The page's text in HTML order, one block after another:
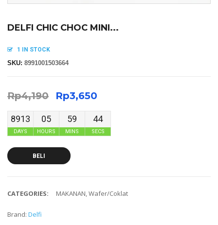
DELFI CHIC CHOC MINI...
1 IN STOCK
SKU: 8991001503664
Rp4,190 Rp3,650
8913
DAYS
05
HOURS
59
MINS
44
SECS
BELI
CATEGORIES: MAKANAN,Wafer/Coklat
Brand: Delfi